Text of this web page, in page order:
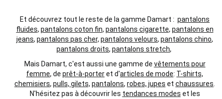
Et découvrez tout le reste de la gamme Damart : pantalons
fluides, pantalons coton fin, pantalons cigarette, pantalons en
jeans, pantalons pas cher, pantalons velours, pantalons chino,
pantalons droits, pantalons stretch,
Mais Damart, c'est aussi une gamme de vêtements pour
femme, de prêt-à-porteret d'articles de mode: T-shirts,
chemisiers, pulls, gilets, pantalons, robes, jupes et chaussures
N'hésitez pas à découvrir les tendances modes et les